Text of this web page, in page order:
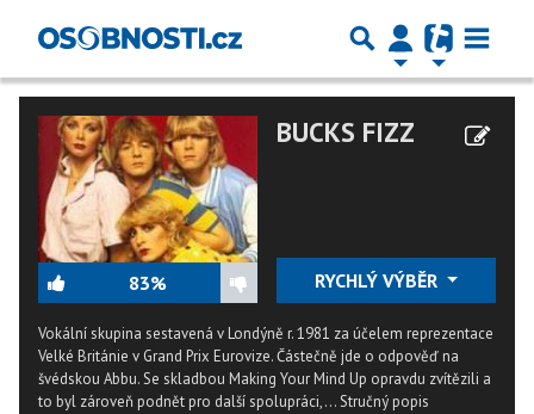
83%
BUCKS FIZZ
RYCHLÝ VÝBĚR
Vokální skupina sestavená v Londýně r. 1981 za účelem reprezentace
Velké Británie v Grand Prix Eurovize. Částečně jde o odpověď na
švédskou Abbu. Se skladbou Making Your Mind Up opravdu zvítězili a
to byl zároveň podnět pro další spolupráci,...Stručný popis